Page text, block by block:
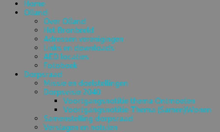
Home
Olland
Over Olland
Het Bronbeeld
Adressen verenigingen
Links en downloads
AED locaties
Fotoboek
Dorpsraad
Missie en doelstellingen
Dorpsvisie 2040
Voortgangsnotitie thema Ontmoeten
Voortgangsnotitie Thema (Samen)Wonen
Samenstelling dorpsraad
Verslagen en notulen